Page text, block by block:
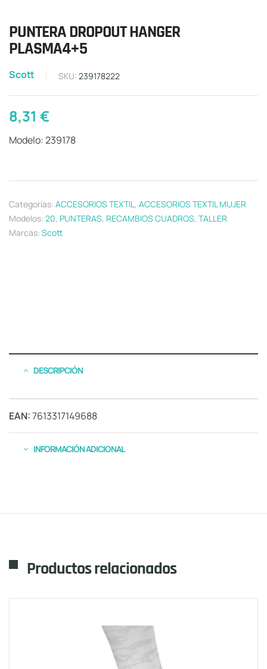
PUNTERA DROPOUT HANGER
PLASMA4+5
Scott SKU: 239178222
8,31 €
Modelo: 239178
Categorías: ACCESORIOS TEXTIL , ACCESORIOS TEXTIL MUJER
Modelos: 20, PUNTERAS, RECAMBIOS CUADROS, TALLER
Marcas: Scott
DESCRIPCIÓN
EAN:7613317149688
INFORMACIÓN ADICIONAL
Productos relacionados